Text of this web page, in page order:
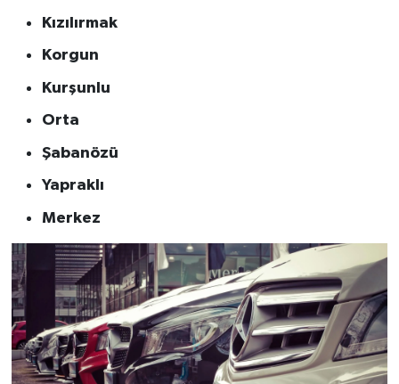
Kızılırmak
Korgun
Kurşunlu
Orta
Şabanözü
Yapraklı
Merkez